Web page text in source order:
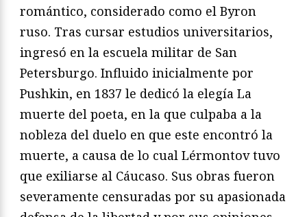
romántico, considerado como el Byron
ruso. Tras cursar estudios universitarios,
ingresó en la escuela militar de San
Petersburgo. Influido inicialmente por
Pushkin, en 1837 le dedicó la elegía La
muerte del poeta, en la que culpaba a la
nobleza del duelo en que este encontró la
muerte, a causa de lo cual Lérmontov tuvo
que exiliarse al Cáucaso. Sus obras fueron
severamente censuradas por su apasionada